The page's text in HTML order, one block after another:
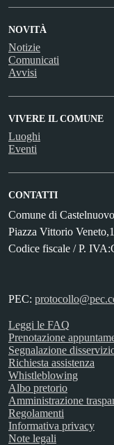
NOVITÀ
Notizie
Comunicati
Avvisi
VIVERE IL COMUNE
Luoghi
Eventi
CONTATTI
Comune di
Piazza Vittorio
Codice fiscale / P.
PEC:
Leggi le FAQ
Prenotazione
Segnalazione
Richiesta assistenza
Whistleblowing
Albo pretorio
Amministrazione
Regolamenti
Informativa privacy
Note legali